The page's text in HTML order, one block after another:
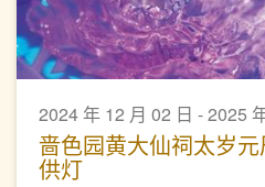
2024 年 12 月 02 日 - 2025
啬色园黄大仙祠太岁
供灯